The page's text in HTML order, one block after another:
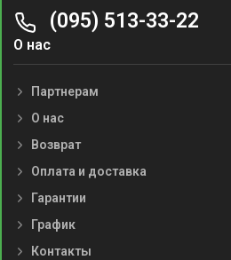
(095) 513-33-22
О нас
Партнерам
О нас
Возврат
Оплата и доставка
Гарантии
График
Контакты